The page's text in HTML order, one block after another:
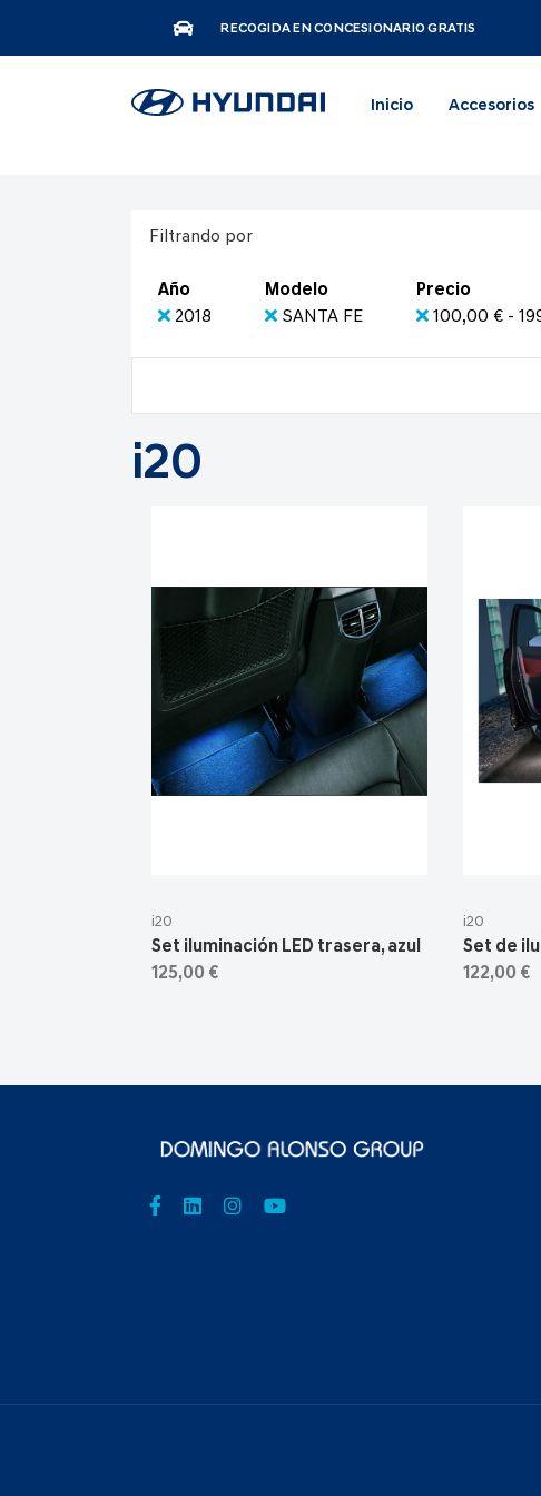
RECOGIDA EN CONCESIONARIO GRATIS
Inicio Accesorios
Filtrando por
Año
2018
Modelo
SANTA FE
Precio
100,00 € -
i20
i20
Set iluminación LED trasera, azul
125,00 €
i20
Set de
122,00 €